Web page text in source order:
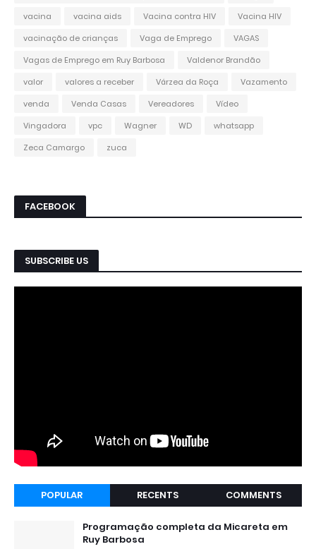
vacina
vacina aids Vacina contra HIV
Vacina HIV
vacinação de crianças
Vaga de Emprego
VAGAS
Vagas de Emprego em Ruy Barbosa
Valdenor Brandão
valor
valores a receber Várzea da Roça
Vazamento
venda
Venda Casas Vereadores
Vídeo
Vingadora
vpc Wagner WD
whatsapp
Zeca Camargo
zuca
FACEBOOK
SUBSCRIBE US
POPULAR RECENTS COMMENTS
Programação completa da Micareta em
Ruy Barbosa